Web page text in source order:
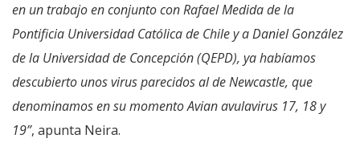
en un trabajo en conjunto con Rafael Medida de la
Pontificia Universidad Católica de Chile y a Daniel González
de la Universidad de Concepción (QEPD), ya habíamos
descubierto unos virus parecidos al de Newcastle, que
denominamos en su momento Avian avulavirus 17, 18 y
19”, apunta Neira.